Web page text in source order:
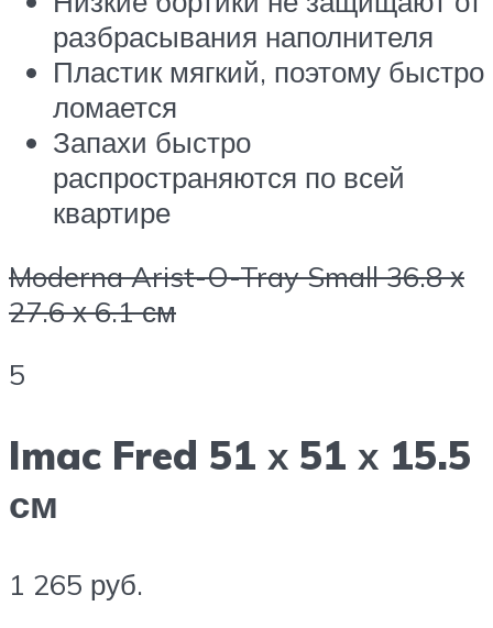
разбрасывания наполнителя
Пластик мягкий, поэтому быстро
ломается
Запахи быстро
распространяются по всей
квартире
Moderna Arist-O-Tray Small 36.8 х
27.6 х 6.1 см
5
Imac Fred 51 х 51 х 15.5
см
1 265 руб.